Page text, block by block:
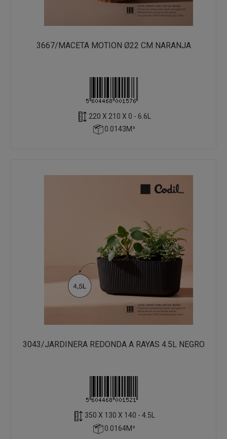
3667/MACETA MOTION Ø22 CM NARANJA
220 X 210 X 0 - 6.6L
0.0143M³
3043/JARDINERA REDONDA A RAYAS 4.5L NEGRO
350 X 130 X 140 - 4.5L
0.0164M³